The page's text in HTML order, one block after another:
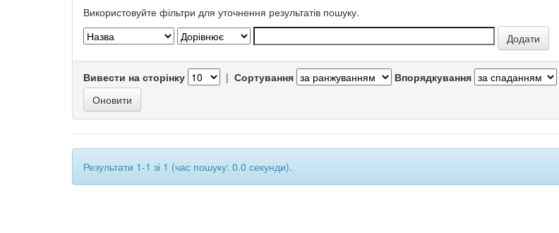
Використовуйте фільтри для уточнення результатів пошуку.
Вивести на сторінку | Сортування Впорядкування
Результати 1-1 зі 1 (час пошуку: 0.0 секунди).